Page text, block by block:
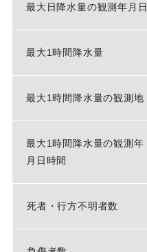
最大日降水量の観測年月日
最大1時間降水量
最大1時間降水量の観測地
最大1時間降水量の観測年
月日時間
死者・行方不明者数